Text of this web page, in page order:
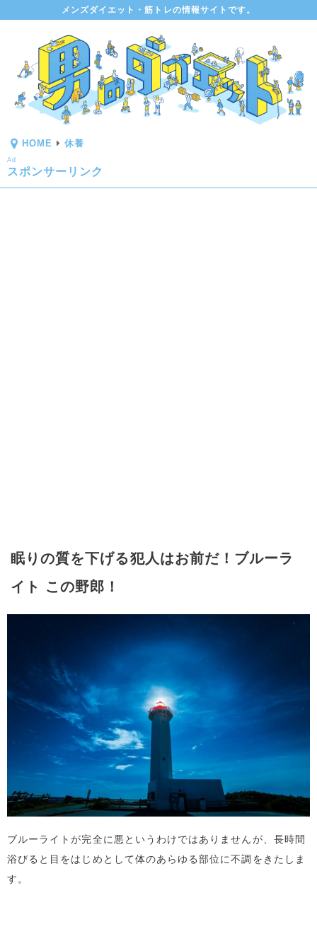
メンズダイエット・筋トレの情報サイトです。
HOME 休養
Ad
スポンサーリンク
眠りの質を下げる犯人はお前だ！ブルーラ
イト この野郎！
ブルーライトが完全に悪というわけではありませんが、長時間
浴びると目をはじめとして体のあらゆる部位に不調をきたしま
す。